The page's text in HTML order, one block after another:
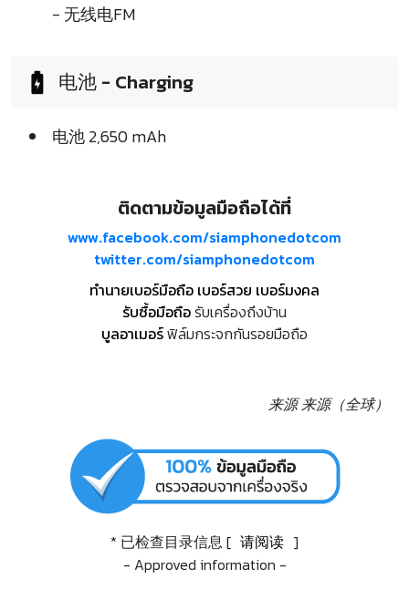
- 无线电FM
电池 - Charging
电池 2,650 mAh
ติดตามข้อมูลมือถือได้ที่
www.facebook.com/siamphonedotcom
twitter.com/siamphonedotcom
ทำนายเบอร์มือถือ เบอร์สวย เบอร์มงคล
รับซื้อมือถือรับเครื่องถึงบ้าน
บูลอาเมอร์ฟิล์มกระจกกันรอยมือถือ
来源 来源（全球）
* 已检查目录信息 [ 请阅读 ]
- Approved information -